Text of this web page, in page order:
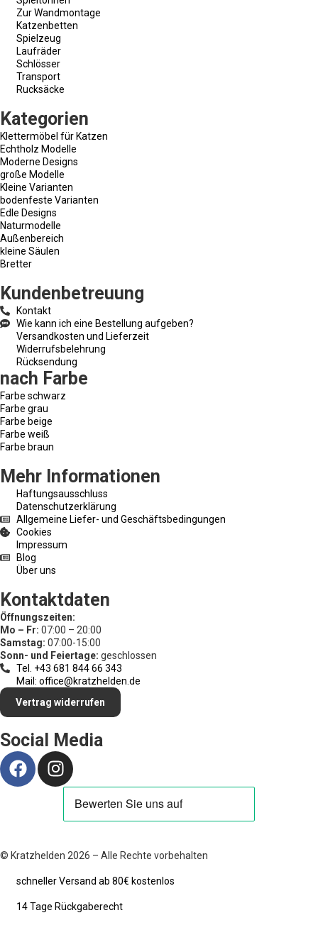
Zur Wandmontage
Katzenbetten
Spielzeug
Laufräder
Schlösser
Transport
Rucksäcke
Kategorien
Klettermöbel für Katzen
Echtholz Modelle
Moderne Designs
große Modelle
Kleine Varianten
bodenfeste Varianten
Edle Designs
Naturmodelle
Außenbereich
kleine Säulen
Bretter
Kundenbetreuung
Kontakt
Wie kann ich eine Bestellung aufgeben?
Versandkosten und Lieferzeit
Widerrufsbelehrung
Rücksendung
nach Farbe
Farbe schwarz
Farbe grau
Farbe beige
Farbe weiß
Farbe braun
Mehr Informationen
Haftungsausschluss
Datenschutzerklärung
Allgemeine Liefer- und Geschäftsbedingungen
Cookies
Impressum
Blog
Über uns
Kontaktdaten
Öffnungszeiten:
Mo – Fr: 07:00 – 20:00
Samstag: 07:00-15:00
Sonn- und Feiertage: geschlossen
Tel. +43 681 844 66 343
Mail: office@kratzhelden.de
Vertrag widerrufen
Social Media
© Kratzhelden 2026 – Alle Rechte vorbehalten
schneller Versand ab 80€ kostenlos
14 Tage Rückgaberecht